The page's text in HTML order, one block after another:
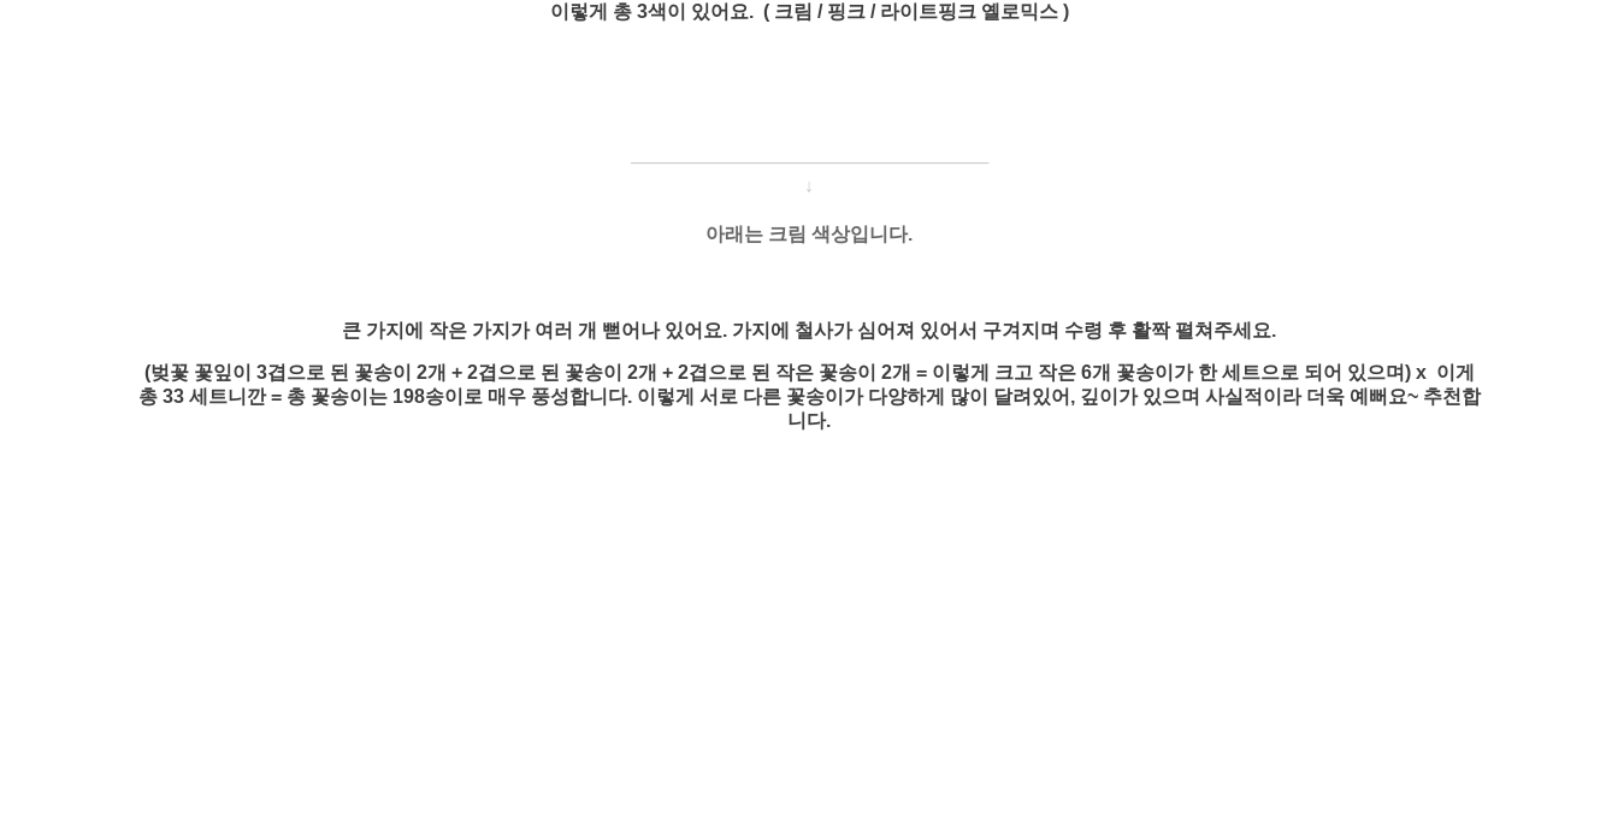
이렇게 총 3색이 있어요. ( 크림 / 핑크 / 라이트핑크 옐로믹스 )
───────────────────────────
↓
아래는 크림 색상입니다.
큰 가지에 작은 가지가 여러 개 뻗어나 있어요. 가지에 철사가 심어져 있어서 구겨지며 수령 후 활짝 펼쳐주세요.
(벚꽃 꽃잎이 3겹으로 된 꽃송이 2개 + 2겹으로 된 꽃송이 2개 + 2겹으로 된 작은 꽃송이 2개 = 이렇게 크고 작은 6개 꽃송이가 한 세트으로 되어 있으며) x 이게
총 33 세트니깐 = 총 꽃송이는 198송이로 매우 풍성합니다. 이렇게 서로 다른 꽃송이가 다양하게 많이 달려있어, 깊이가 있으며 사실적이라 더욱 예뻐요~ 추천합
니다.